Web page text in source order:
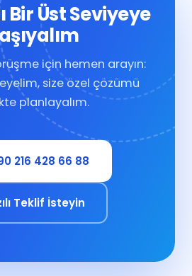
Bir Üst Seviyeye
için hemen arayın:
size özel çözümü
planlayalım.
216 428 66 88
Teklif İsteyin